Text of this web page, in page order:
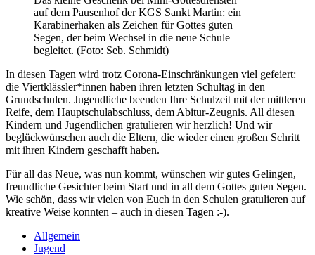
auf dem Pausenhof der KGS Sankt Martin: ein
Karabinerhaken als Zeichen für Gottes guten
Segen, der beim Wechsel in die neue Schule
begleitet. (Foto: Seb. Schmidt)
In diesen Tagen wird trotz Corona-Einschränkungen viel gefeiert:
die Viertklässler*innen haben ihren letzten Schultag in den
Grundschulen. Jugendliche beenden Ihre Schulzeit mit der mittleren
Reife, dem Hauptschulabschluss, dem Abitur-Zeugnis. All diesen
Kindern und Jugendlichen gratulieren wir herzlich! Und wir
beglückwünschen auch die Eltern, die wieder einen großen Schritt
mit ihren Kindern geschafft haben.
Für all das Neue, was nun kommt, wünschen wir gutes Gelingen,
freundliche Gesichter beim Start und in all dem Gottes guten Segen.
Wie schön, dass wir vielen von Euch in den Schulen gratulieren auf
kreative Weise konnten – auch in diesen Tagen :-).
Allgemein
Jugend